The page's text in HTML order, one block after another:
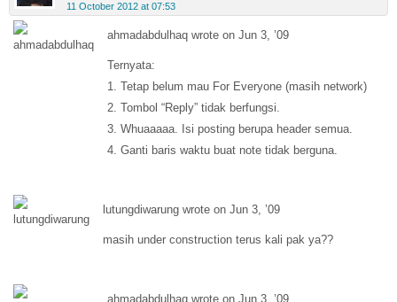
11 October 2012 at 07:53
ahmadabdulhaq wrote on Jun 3, ’09
Ternyata:
1. Tetap belum mau For Everyone (masih network)
2. Tombol “Reply” tidak berfungsi.
3. Whuaaaaa. Isi posting berupa header semua.
4. Ganti baris waktu buat note tidak berguna.
lutungdiwarung wrote on Jun 3, ’09
masih under construction terus kali pak ya??
ahmadabdulhaq wrote on Jun 3, ’09